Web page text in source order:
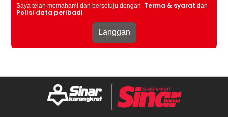
Saya telah memahami dan bersetuju dengan Terma & syarat dan
Polisi data peribadi